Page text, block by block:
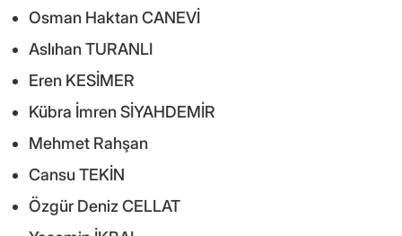
Osman Haktan CANEVİ
Aslıhan TURANLI
Eren KESİMER
Kübra İmren SİYAHDEMİR
Mehmet Rahşan
Cansu TEKİN
Özgür Deniz CELLAT